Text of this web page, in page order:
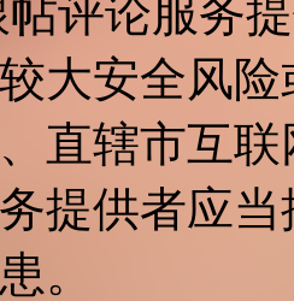
评论服务
大安全风
直辖市互
提供者应
。